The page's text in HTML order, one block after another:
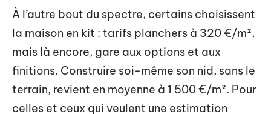
À l’autre bout du spectre, certains choisissent
la maison en kit : tarifs planchers à 320 €/m²,
mais là encore, gare aux options et aux
finitions. Construire soi-même son nid, sans le
terrain, revient en moyenne à 1 500 €/m². Pour
celles et ceux qui veulent une estimation